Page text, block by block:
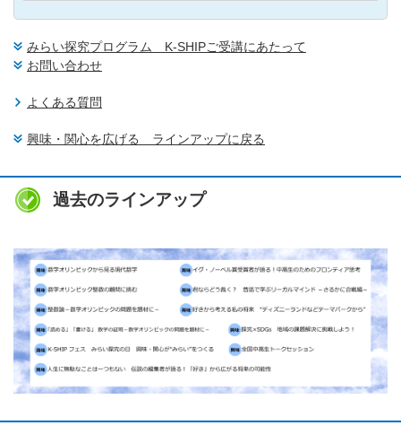
みらい探究プログラム K-SHIPご受講にあたって
お問い合わせ
よくある質問
興味・関心を広げる ラインアップに戻る
過去のラインアップ